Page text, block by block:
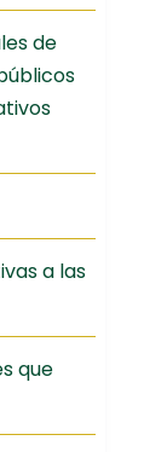
de
a las
que